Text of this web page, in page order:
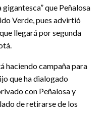
que Peñalosa
Verde, pues advirtió
llegará por segunda
haciendo campaña para
que ha dialogado
con Peñalosa y
de retirarse de los